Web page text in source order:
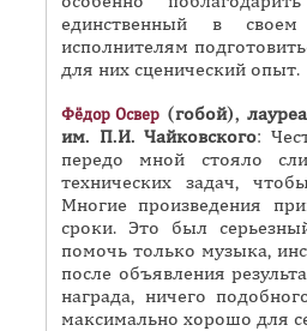
единственный в
исполнителям
для них сценический опыт.
Фёдор Освер (гобой),
им. П.И. Чайковского:
передо мной стояло
технических задач,
Многие произведения
сроки. Это был
помочь только музыка,
после объявления
награда, ничего
максимально хорошо для